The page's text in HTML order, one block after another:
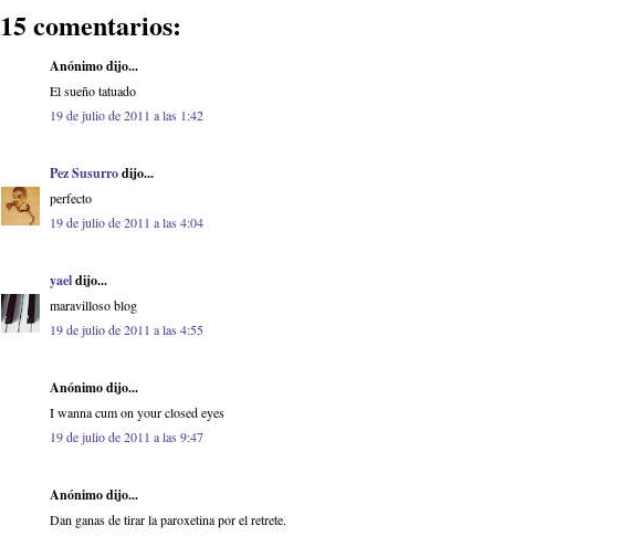
15 comentarios:
Anónimo dijo...
El sueño tatuado
19 de julio de 2011 a las 1:42
Pez Susurrodijo...
perfecto
19 de julio de 2011 a las 4:04
yaeldijo...
maravilloso blog
19 de julio de 2011 a las 4:55
Anónimo dijo...
I wanna cum on your closed eyes
19 de julio de 2011 a las 9:47
Anónimo dijo...
Dan ganas de tirar la paroxetina por el retrete.